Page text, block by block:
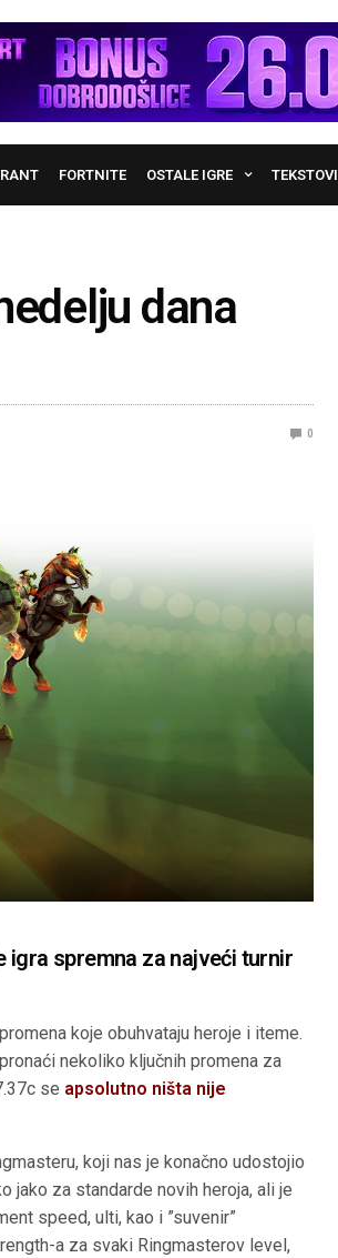
FORTNITE OSTALE IGRE TEKSTOVI
dana
0
igra spremna za najveći turnir
koje obuhvataju heroje i iteme.
nekoliko ključnih promena za
se apsolutno ništa nije
koji nas je konačno udostojio
jako za standarde novih heroja, ali je
speed, ulti, kao i ”suvenir”
a za svaki Ringmasterov level,